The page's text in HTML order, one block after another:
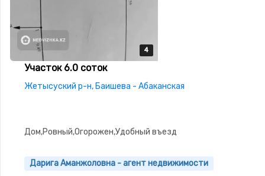
4
4
4
4
Участок 6.0 соток
Жетысуский р-н, Баишева - Абаканская
Дом,Ровный,Огорожен,Удобный въезд
Дарига Аманжоловна - агент недвижимости